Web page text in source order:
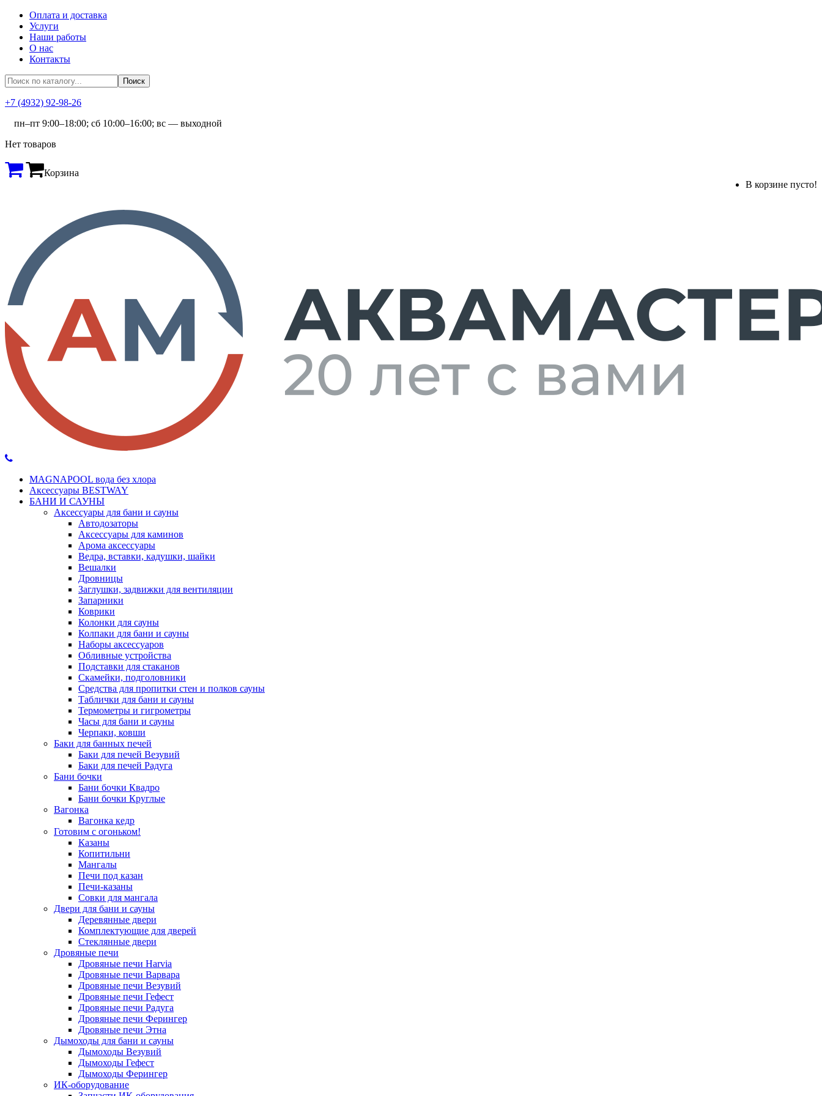
Оплата и доставка
Услуги
Наши работы
О нас
Контакты
+7 (4932) 92-98-26
пн–пт 9:00–18:00; сб 10:00–16:00; вс — выходной
Нет товаров
Корзина
В корзине пусто!
MAGNAPOOL вода без хлора
Аксессуары BESTWAY
БАНИ И САУНЫ
Аксессуары для бани и сауны
Автодозаторы
Аксессуары для каминов
Арома аксессуары
Ведра, вставки, кадушки, шайки
Вешалки
Дровницы
Заглушки, задвижки для вентиляции
Запарники
Коврики
Колонки для сауны
Колпаки для бани и сауны
Наборы аксессуаров
Обливные устройства
Подставки для стаканов
Скамейки, подголовники
Средства для пропитки стен и полков сауны
Таблички для бани и сауны
Термометры и гигрометры
Часы для бани и сауны
Черпаки, ковши
Баки для банных печей
Баки для печей Везувий
Баки для печей Радуга
Бани бочки
Бани бочки Квадро
Бани бочки Круглые
Вагонка
Вагонка кедр
Готовим с огоньком!
Казаны
Копитильни
Мангалы
Печи под казан
Печи-казаны
Совки для мангала
Двери для бани и сауны
Деревянные двери
Комплектующие для дверей
Стеклянные двери
Дровяные печи
Дровяные печи Harvia
Дровяные печи Варвара
Дровяные печи Везувий
Дровяные печи Гефест
Дровяные печи Радуга
Дровяные печи Ферингер
Дровяные печи Этна
Дымоходы для бани и сауны
Дымоходы Везувий
Дымоходы Гефест
Дымоходы Ферингер
ИК-оборудование